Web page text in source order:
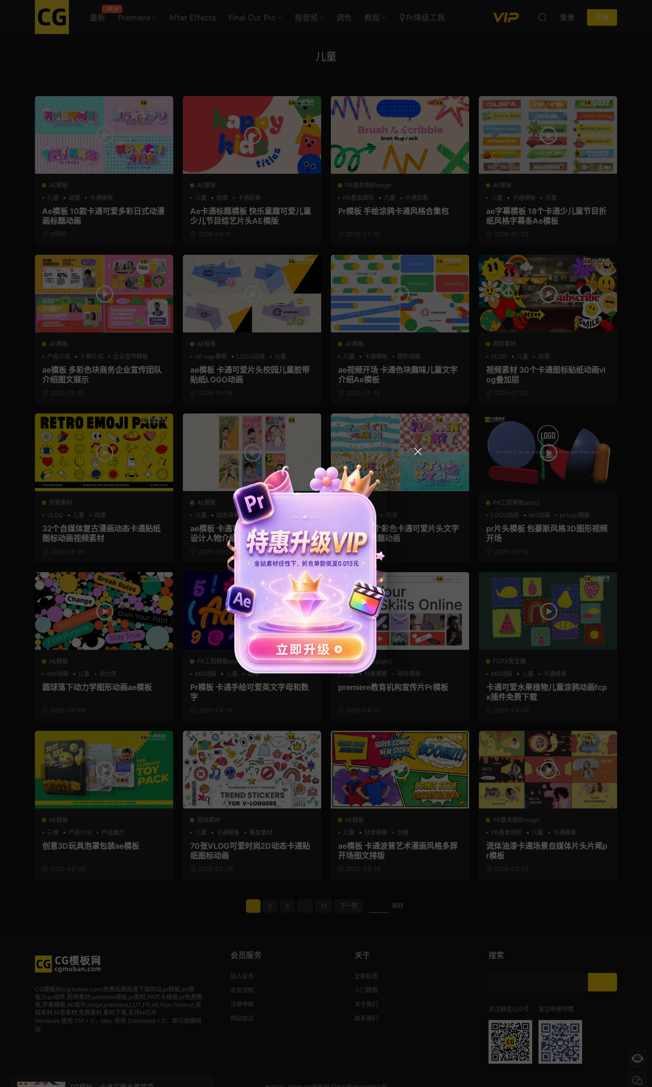
最新
NEW
Premiere After Effects Final Cut Pro 视音频 调色 教程 Pr降级工具 登录 注册
儿童
AE模板
儿童
动漫 卡通模板
Ae模板 10款卡通可爱多彩日式动漫
画标题动画
3周前
AE模板
儿童
创意 卡通形象
Ae卡通标题模板 快乐童趣可爱儿童
少儿节目综艺片头AE模版
2026-06-11
PR基本图形mogrt
PR基本图形
儿童 卡通形象
Pr模板 手绘涂鸦卡通风格合集包
2026-01-19
AE模板
儿童
卡通模板 可爱
ae字幕模板 18个卡通少儿童节目折
纸风格字幕条Ae模板
2026-01-02
AE模板
产品介绍
人物介绍 企业宣传模板
ae模板 多彩色块商务企业宣传团队
介绍图文展示
2025-12-28
AE模板
AE logo模板
LOGO动画 儿童
ae模板 卡通可爱片头校园儿童胶带
贴纸LOGO动画
2025-10-08
AE模板
儿童
卡通模板 图形动画
ae视频开场 卡通色块趣味儿童文字
介绍Ae模板
2025-07-12
视频素材
VLOG
儿童 动漫
视频素材 30个卡通图标贴纸动画vl
og叠加层
2025-07-02
视频素材
VLOG
儿童 动漫
32个自媒体复古漫画动态卡通贴纸
图标动画视频素材
2025-06-29
AE模板
儿童
动态海报 卡通模板
ae模板 卡通可爱趣味儿童竖版海报
设计人物介绍定格
2025-06-21
AE模板
创意 动漫
ae模板 10个彩色卡通可爱片头文字
有趣动漫标题动画
2025-05-20
PR工程模板prproj
LOGO动画
MG动画 pr logo模板
pr片头模板 包豪斯风格3D图形视频
开场
2025-05-13
AE模板
MG动画
儿童 动力学
圆球落下动力学图形动画ae模板
2025-05-09
PR工程模板prproj
MG动画
儿童 动漫
Pr模板 卡通手绘可爱英文字母和数
字
2025-04-10
PR工程模板prproj
儿童
分屏模板 商务模板
premiere教育机构宣传片Pr模板
2025-04-07
FCPX发生器
MG动画
儿童 卡通模板
卡通可爱水果植物儿童涂鸦动画fcp
x插件免费下载
2025-04-02
AE模板
三维
产品介绍 产品展示
创意3D玩具泡罩包装ae模板
2025-03-29
视频素材
儿童
卡通模板 叠加素材
70张VLOG可爱时尚2D动态卡通贴
纸图标动画
2025-03-28
AE模板
儿童
分屏模板 创意
ae模板 卡通波普艺术漫画风格多屏
开场图文排版
2025-03-16
PR基本图形mogrt
PR基本图形
儿童 卡通模板
流体油漆卡通场景自媒体片头片尾p
r模板
2025-03-01
1 2 3 ... 11 下一页 跳转
CG模板网(cgmuban.com)免费后期资源下载网站,pr模板,ae模
板,fcpx插件,视频素材,premiere模板,pr素材,PR片头模板,pr免费模
板,字幕模板,AE插件,mogrt,premiere,LUT,PR,AE,fcpx,finalcut,剪
辑素材,抖音素材,免费素材,素材下载,支持M芯片
Windows 使用 Ctrl + D，Mac 使用 Command + D，即可收藏网
站
会员服务
加入会员
会员须知
法律申明
网站协议
关于
全部标签
入门教程
关于我们
联系我们
搜索
关注微信公众号 关注哔哩哔哩